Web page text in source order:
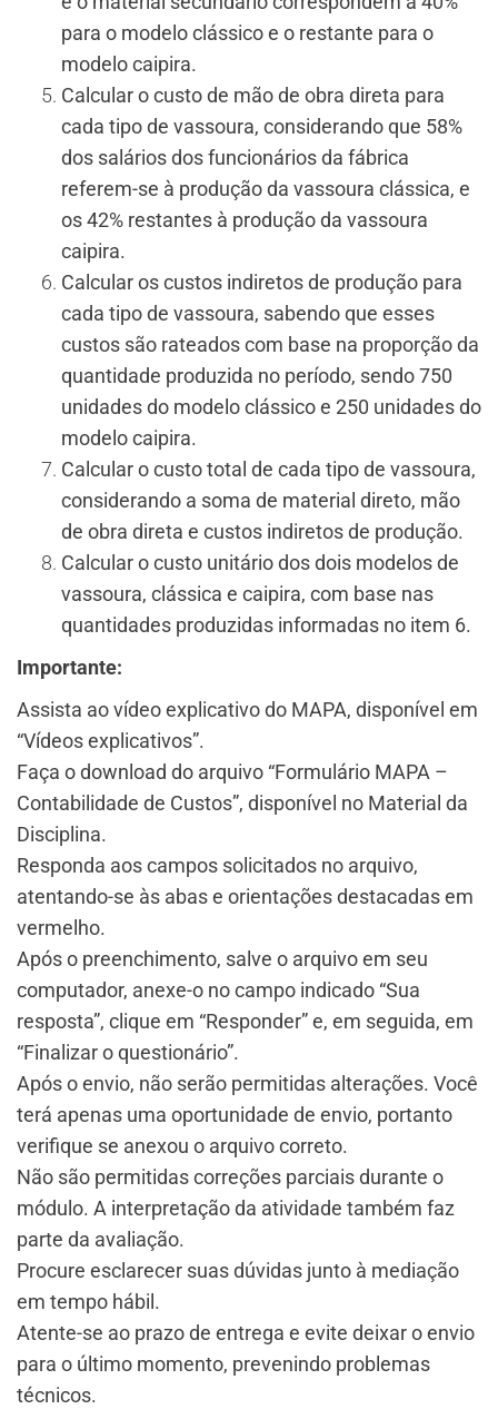
para o modelo clássico e o restante para o
modelo caipira.
Calcular o custo de mão de obra direta para
cada tipo de vassoura, considerando que 58%
dos salários dos funcionários da fábrica
referem-se à produção da vassoura clássica, e
os 42% restantes à produção da vassoura
caipira.
Calcular os custos indiretos de produção para
cada tipo de vassoura, sabendo que esses
custos são rateados com base na proporção da
quantidade produzida no período, sendo 750
unidades do modelo clássico e 250 unidades do
modelo caipira.
Calcular o custo total de cada tipo de vassoura,
considerando a soma de material direto, mão
de obra direta e custos indiretos de produção.
Calcular o custo unitário dos dois modelos de
vassoura, clássica e caipira, com base nas
quantidades produzidas informadas no item 6.
Importante:
Assista ao vídeo explicativo do MAPA, disponível em
“Vídeos explicativos”.
Faça o download do arquivo “Formulário MAPA –
Contabilidade de Custos”, disponível no Material da
Disciplina.
Responda aos campos solicitados no arquivo,
atentando-se às abas e orientações destacadas em
vermelho.
Após o preenchimento, salve o arquivo em seu
computador, anexe-o no campo indicado “Sua
resposta”, clique em “Responder” e, em seguida, em
“Finalizar o questionário”.
Após o envio, não serão permitidas alterações. Você
terá apenas uma oportunidade de envio, portanto
verifique se anexou o arquivo correto.
Não são permitidas correções parciais durante o
módulo. A interpretação da atividade também faz
parte da avaliação.
Procure esclarecer suas dúvidas junto à mediação
em tempo hábil.
Atente-se ao prazo de entrega e evite deixar o envio
para o último momento, prevenindo problemas
técnicos.